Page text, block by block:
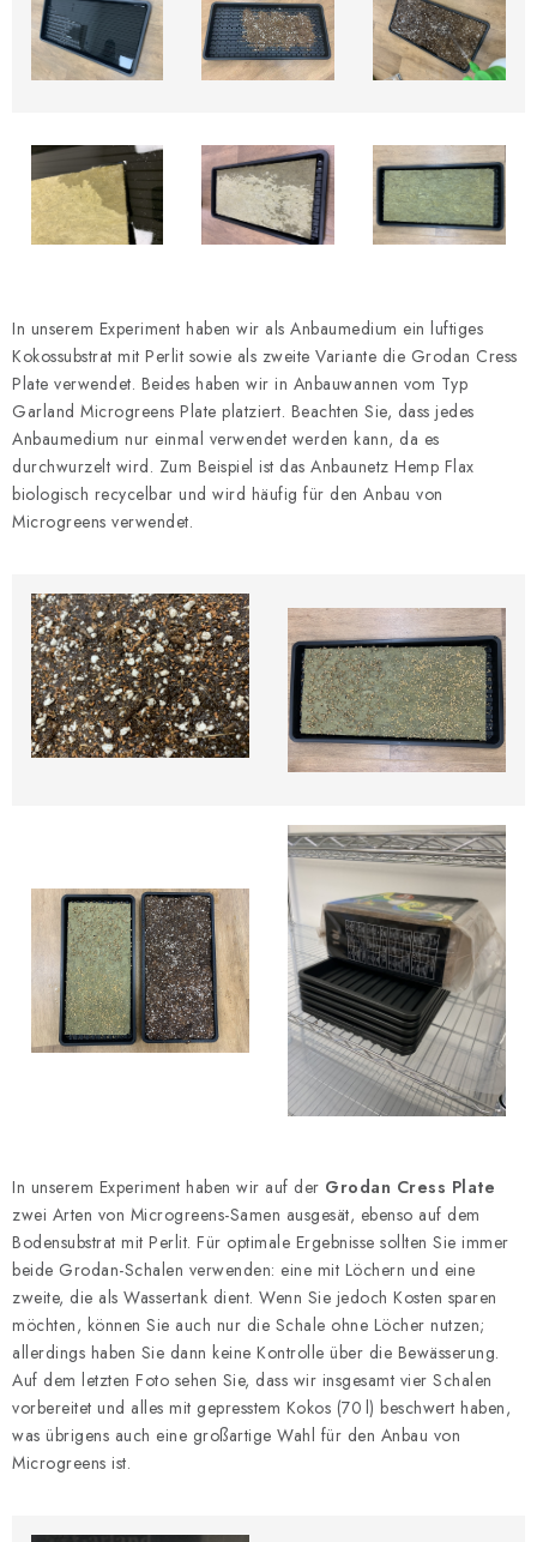
In unserem Experiment haben wir als Anbaumedium ein luftiges
Kokossubstrat mit Perlit sowie als zweite Variante die Grodan Cress
Plate verwendet. Beides haben wir in Anbauwannen vom Typ
Garland Microgreens Plate platziert. Beachten Sie, dass jedes
Anbaumedium nur einmal verwendet werden kann, da es
durchwurzelt wird. Zum Beispiel ist das Anbaunetz Hemp Flax
biologisch recycelbar und wird häufig für den Anbau von
Microgreens verwendet.
In unserem Experiment haben wir auf der Grodan Cress Plate
zwei Arten von Microgreens-Samen ausgesät, ebenso auf dem
Bodensubstrat mit Perlit. Für optimale Ergebnisse sollten Sie immer
beide Grodan-Schalen verwenden: eine mit Löchern und eine
zweite, die als Wassertank dient. Wenn Sie jedoch Kosten sparen
möchten, können Sie auch nur die Schale ohne Löcher nutzen;
allerdings haben Sie dann keine Kontrolle über die Bewässerung.
Auf dem letzten Foto sehen Sie, dass wir insgesamt vier Schalen
vorbereitet und alles mit gepresstem Kokos (70 l) beschwert haben,
was übrigens auch eine großartige Wahl für den Anbau von
Microgreens ist.